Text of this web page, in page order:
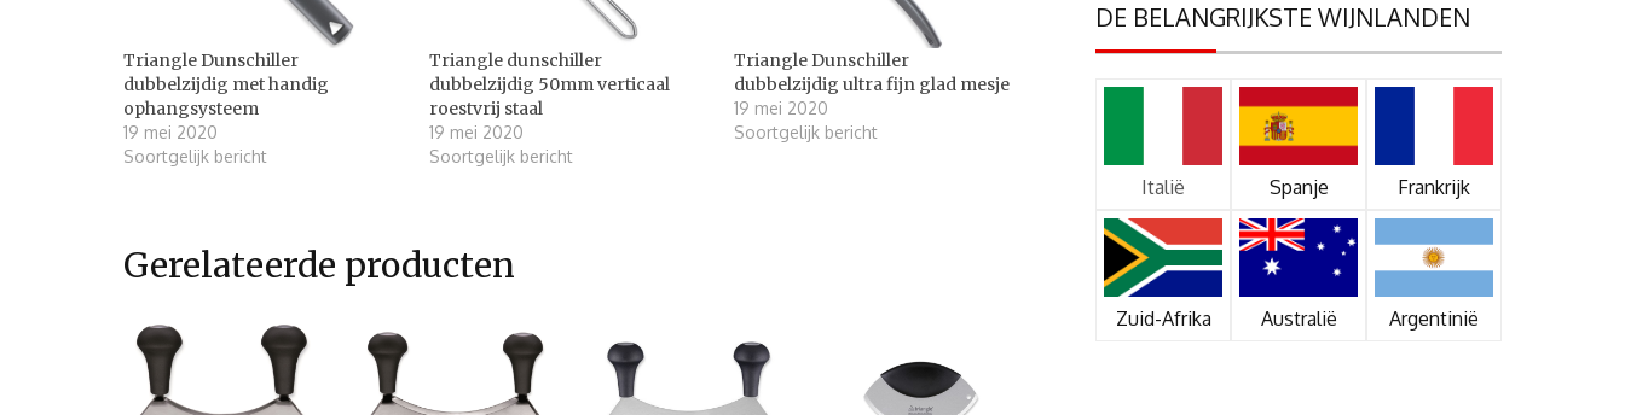
Triangle Dunschiller
dubbelzijdig met handig
ophangsysteem
19 mei 2020
Soortgelijk bericht
Triangle dunschiller
dubbelzijdig 50mm verticaal
roestvrij staal
19 mei 2020
Soortgelijk bericht
Triangle Dunschiller
dubbelzijdig ultra fijn glad mesje
19 mei 2020
Soortgelijk bericht
Gerelateerde producten
DE BELANGRIJKSTE WIJNLANDEN
Italië Spanje Frankrijk
Zuid-Afrika Australië Argentinië